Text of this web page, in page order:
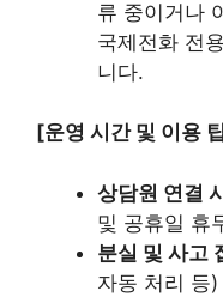
류 중이거나
국제전화 전
니다.
[운영 시간 및 이용
상담원 연결
및 공휴일 휴
분실 및 사고
자동 처리 등)